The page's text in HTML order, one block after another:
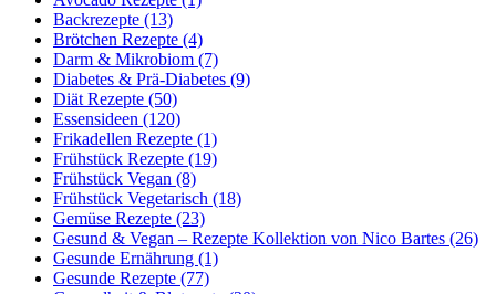
Backrezepte (13)
Brötchen Rezepte (4)
Darm & Mikrobiom (7)
Diabetes & Prä-Diabetes (9)
Diät Rezepte (50)
Essensideen (120)
Frikadellen Rezepte (1)
Frühstück Rezepte (19)
Frühstück Vegan (8)
Frühstück Vegetarisch (18)
Gemüse Rezepte (23)
Gesund & Vegan – Rezepte Kollektion von Nico Bartes (26)
Gesunde Ernährung (1)
Gesunde Rezepte (77)